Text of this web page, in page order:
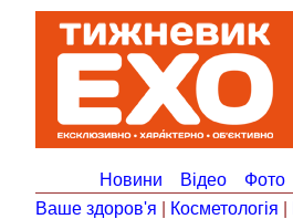
Новини Відео Фото
Ваше здоров'я
Косметологія